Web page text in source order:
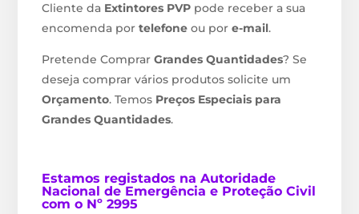
Cliente da Extintores PVP pode receber a sua
encomenda portelefone ou pore-mail.
Pretende ComprarGrandes Quantidades? Se
deseja comprar vários produtos solicite um
Orçamento. Temos Preços Especiais para
Grandes Quantidades.
Estamos registados na Autoridade
Nacional de Emergência e Proteção Civil
com o Nº 2995